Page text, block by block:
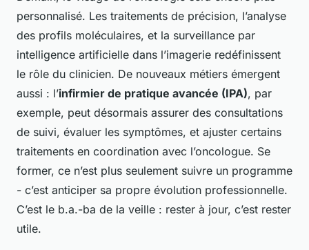
personnalisé. Les traitements de précision, l’analyse
des profils moléculaires, et la surveillance par
intelligence artificielle dans l’imagerie redéfinissent
le rôle du clinicien. De nouveaux métiers émergent
aussi : l’infirmier de pratique avancée (IPA), par
exemple, peut désormais assurer des consultations
de suivi, évaluer les symptômes, et ajuster certains
traitements en coordination avec l’oncologue. Se
former, ce n’est plus seulement suivre un programme
- c’est anticiper sa propre évolution professionnelle.
C’est le b.a.-ba de la veille : rester à jour, c’est rester
utile.